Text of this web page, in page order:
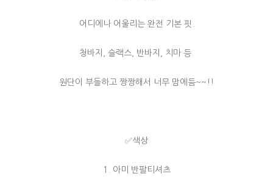
어디에나 어울리는 완전 기본 핏.
청바지, 슬랙스, 반바지, 치마 등.
원단이 부들하고 짱짱해서 너무 맘에듬~~!!
✅색상
1. 아미 반팔티셔츠